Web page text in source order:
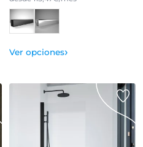
Ver opciones›